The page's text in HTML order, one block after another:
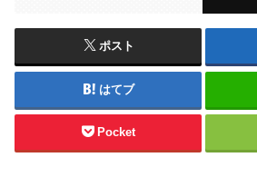
ポスト
はてブ
Pocket